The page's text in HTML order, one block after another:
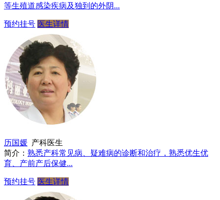
等生殖道感染疾病及独到的外阴...
预约挂号 医生详情
历国媛 产科医生
简介： 熟悉产科常见病、疑难病的诊断和治疗，熟悉优生优
育、产前产后保健...
预约挂号 医生详情